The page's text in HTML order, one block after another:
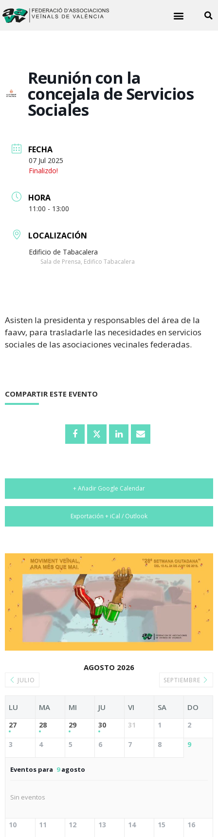
Reunión con la
concejala de Servicios
Sociales
FECHA
07 Jul 2025
Finalizdo!
HORA
11:00 - 13:00
LOCALIZACIÓN
Edificio de Tabacalera
Sala de Prensa, Edifico Tabacalera
Asisten la presidenta y responsables del área de la
faavv, para trasladarle las necesidades en servicios
sociales de las asociaciones vecinales federadas.
COMPARTIR ESTE EVENTO
+ Añadir Google Calendar
Exportación + iCal / Outlook
JULIO
AGOSTO 2026
SEPTIEMBRE
LU MA MI JU VI SA DO
27 28 29 30 31 1 2
3 4 5 6 7 8 9
Eventos para 9agosto
Sin eventos
10 11 12 13 14 15 16